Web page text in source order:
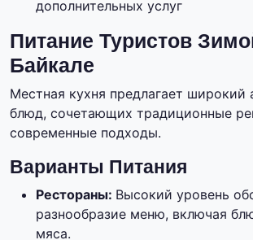
дополнительных услуг
Питание Туристов
Байкале
Местная кухня предлагает широкий
блюд, сочетающих традиционные
современные подходы.
Варианты Питания
Рестораны: Высокий уровень
разнообразие меню, включая
мяса.